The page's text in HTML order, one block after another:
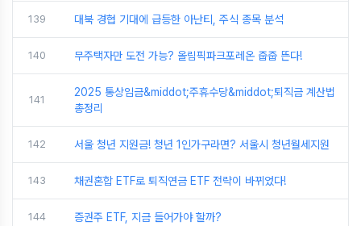
139 대북 경협 기대에 급등한 아난티, 주식 종목 분석
140 무주택자만 도전 가능? 올림픽파크포레온 줍줍 뜬다!
141
2025 통상임금&middot;주휴수당&middot;퇴직금 계산법
총정리
142 서울 청년 지원금! 청년 1인가구라면? 서울시 청년월세지원
143 채권혼합 ETF로 퇴직연금 ETF 전략이 바뀌었다!
144 증권주 ETF, 지금 들어가야 할까?